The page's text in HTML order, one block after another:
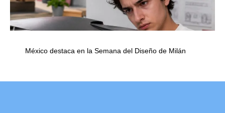
México destaca en la Semana del Diseño de Milán